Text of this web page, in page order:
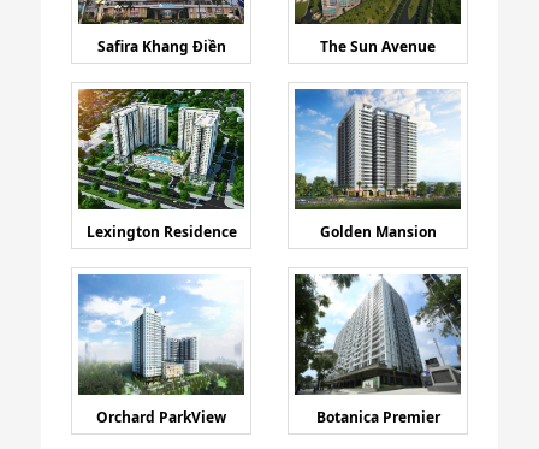
Safira Khang Điền The Sun Avenue
Lexington Residence Golden Mansion
Orchard ParkView Botanica Premier